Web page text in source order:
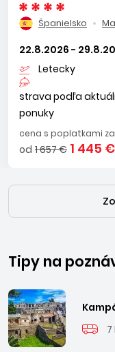
Španielsko
22.8.2026 -
Letecky
strava podľa
ponuky
cena s poplatkami
od 1 657 € 1 445 €
Tipy na
7